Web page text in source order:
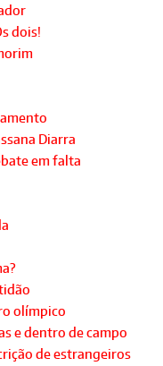
dois!
Diarra
em falta
olímpico
e dentro de campo
de estrangeiros